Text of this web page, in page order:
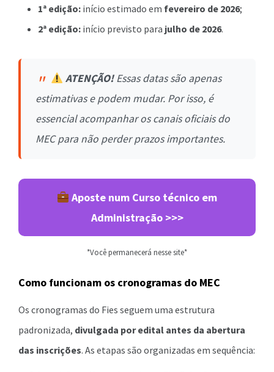
1ª edição: início estimado em fevereiro de 2026;
2ª edição: início previsto para julho de 2026.
ATENÇÃO!Essas datas são apenas
estimativas e podem mudar. Por isso, é
essencial acompanhar os canais oficiais do
MEC para não perder prazos importantes.
Aposte num Curso técnico em
Administração >>>
*Você permanecerá nesse site*
Como funcionam os cronogramas do MEC
Os cronogramas do Fies seguem uma estrutura
padronizada, divulgada por edital antes da abertura
das inscrições. As etapas são organizadas em sequência: